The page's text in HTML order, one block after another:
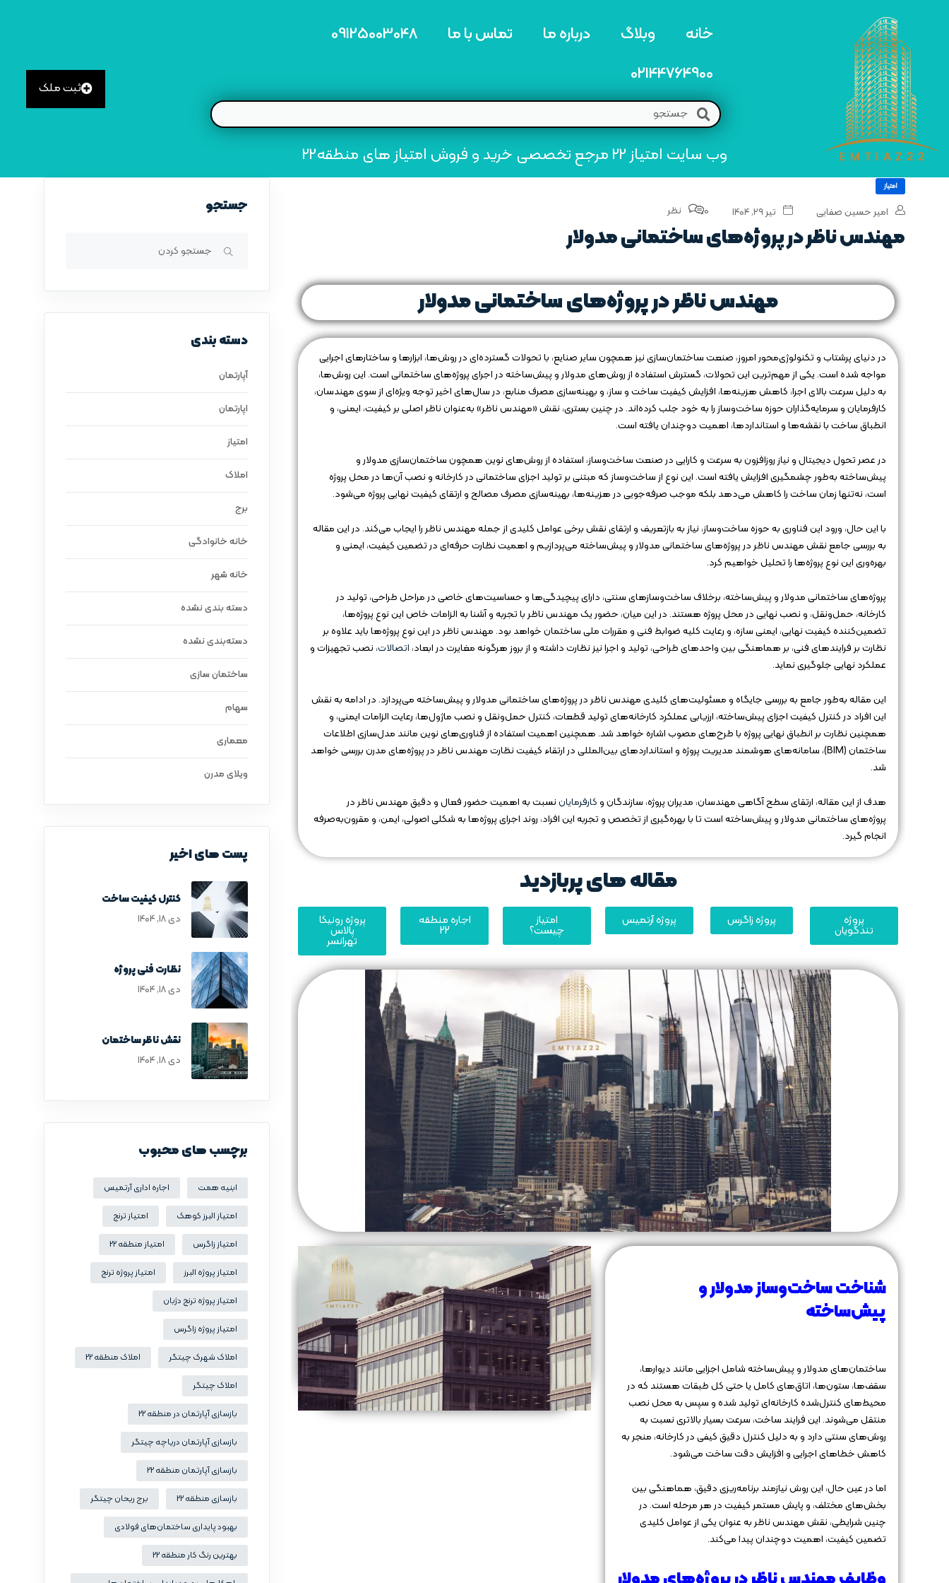
خانه وبلاگ درباره ما تماس با ما
09125003048
02144764900
وب سایت امتیاز 22 مرجع تخصصی خرید و فروش امتیاز های منطقه22
ثبت ملک
امتیاز
امیر حسین صفایی تیر ۲۹, ۱۴۰۴ 0 نظر
مهندس ناظر در پروژه‌های ساختمانی مدولار
مهندس ناظر در پروژه‌های ساختمانی مدولار
در دنیای پرشتاب و تکنولوژی‌محور امروز، صنعت ساختمان‌سازی نیز همچون سایر صنایع، با تحولات گسترده‌ای در روش‌ها، ابزارها و ساختارهای اجرایی
مواجه شده است. یکی از مهم‌ترین این تحولات، گسترش استفاده از روش‌های مدولار و پیش‌ساخته در اجرای پروژه‌های ساختمانی است. این روش‌ها،
به دلیل سرعت بالای اجرا، کاهش هزینه‌ها، افزایش کیفیت ساخت و ساز، و بهینه‌سازی مصرف منابع، در سال‌های اخیر توجه ویژه‌ای از سوی مهندسان،
کارفرمایان و سرمایه‌گذاران حوزه ساخت‌وساز را به خود جلب کرده‌اند. در چنین بستری، نقش «مهندس ناظر» به‌عنوان ناظر اصلی بر کیفیت، ایمنی، و
انطباق ساخت با نقشه‌ها و استانداردها، اهمیت دوچندان یافته است.
در عصر تحول دیجیتال و نیاز روزافزون به سرعت و کارایی در صنعت ساخت‌وساز، استفاده از روش‌های نوین همچون ساختمان‌سازی مدولار و
پیش‌ساخته به‌طور چشمگیری افزایش یافته است. این نوع از ساخت‌وساز که مبتنی بر تولید اجزای ساختمانی در کارخانه و نصب آن‌ها در محل پروژه
است، نه‌تنها زمان ساخت را کاهش می‌دهد بلکه موجب صرفه‌جویی در هزینه‌ها، بهینه‌سازی مصرف مصالح و ارتقای کیفیت نهایی پروژه می‌شود.
با این حال، ورود این فناوری به حوزه ساخت‌وساز، نیاز به بازتعریف و ارتقای نقش برخی عوامل کلیدی از جمله مهندس ناظر را ایجاب می‌کند. در این مقاله
به بررسی جامع نقش مهندس ناظر در پروژه‌های ساختمانی مدولار و پیش‌ساخته می‌پردازیم و اهمیت نظارت حرفه‌ای در تضمین کیفیت، ایمنی و
بهره‌وری این نوع پروژه‌ها را تحلیل خواهیم کرد.
پروژه‌های ساختمانی مدولار و پیش‌ساخته، برخلاف ساخت‌وسازهای سنتی، دارای پیچیدگی‌ها و حساسیت‌های خاصی در مراحل طراحی، تولید در
کارخانه، حمل‌ونقل، و نصب نهایی در محل پروژه هستند. در این میان، حضور یک مهندس ناظر با تجربه و آشنا به الزامات خاص این نوع پروژه‌ها،
تضمین‌کننده کیفیت نهایی، ایمنی سازه، و رعایت کلیه ضوابط فنی و مقررات ملی ساختمان خواهد بود. مهندس ناظر در این نوع پروژه‌ها باید علاوه بر
نظارت بر فرایندهای فنی، بر هماهنگی بین واحدهای طراحی، تولید و اجرا نیز نظارت داشته و از بروز هرگونه مغایرت در ابعاد، اتصالات، نصب تجهیزات و
عملکرد نهایی جلوگیری نماید.
این مقاله به‌طور جامع به بررسی جایگاه و مسئولیت‌های کلیدی مهندس ناظر در پروژه‌های ساختمانی مدولار و پیش‌ساخته می‌پردازد. در ادامه به نقش
این افراد در کنترل کیفیت اجزای پیش‌ساخته، ارزیابی عملکرد کارخانه‌های تولید قطعات، کنترل حمل‌ونقل و نصب ماژول‌ها، رعایت الزامات ایمنی، و
همچنین نظارت بر انطباق نهایی پروژه با طرح‌های مصوب اشاره خواهد شد. همچنین اهمیت استفاده از فناوری‌های نوین مانند مدل‌سازی اطلاعات
ساختمان (BIM)، سامانه‌های هوشمند مدیریت پروژه و استانداردهای بین‌المللی در ارتقاء کیفیت نظارت مهندس ناظر در پروژه‌های مدرن بررسی خواهد
شد.
هدف از این مقاله، ارتقای سطح آگاهی مهندسان، مدیران پروژه، سازندگان وکارفرمایاننسبت به اهمیت حضور فعال و دقیق مهندس ناظر در
پروژه‌های ساختمانی مدولار و پیش‌ساخته است تا با بهره‌گیری از تخصص و تجربه این افراد، روند اجرای پروژه‌ها به شکلی اصولی، ایمن، و مقرون‌به‌صرفه
انجام گیرد.
مقاله های پربازدید
پروژه
تندگویان
پروژه زاگرس پروژه آرتمیس امتیاز
چیست؟
اجاره منطقه
22
پروژه رونیکا
پالاس
تهرانسر
شناخت ساخت‌وساز مدولار و
پیش‌ساخته
ساختمان‌های مدولار و پیش‌ساخته شامل اجزایی مانند دیوارها،
سقف‌ها، ستون‌ها، اتاق‌های کامل یا حتی کل طبقات هستند که در
محیط‌های کنترل‌شده کارخانه‌ای تولید شده و سپس به محل نصب
منتقل می‌شوند. این فرایند ساخت، سرعت بسیار بالاتری نسبت به
روش‌های سنتی دارد و به دلیل کنترل دقیق کیفی در کارخانه، منجر به
کاهش خطاهای اجرایی و افزایش دقت ساخت می‌شود.
اما در عین حال، این روش نیازمند برنامه‌ریزی دقیق، هماهنگی بین
بخش‌های مختلف، و پایش مستمر کیفیت در هر مرحله است. در
چنین شرایطی، نقش مهندس ناظر به عنوان یکی از عوامل کلیدی
تضمین کیفیت، اهمیت دوچندان پیدا می‌کند.
جستجو
دسته بندی
آپارتمان
اپارتمان
امتیاز
املاک
برج
خانه خانوادگی
خانه شهر
دسته بندی نشده
دسته‌بندی نشده
ساختمان سازی
سهام
معماری
ویلای مدرن
پست های اخیر
کنترل کیفیت ساخت
دی ۱۸, ۱۴۰۴
نظارت فنی پروژه
دی ۱۸, ۱۴۰۴
نقش ناظر ساختمان
دی ۱۸, ۱۴۰۴
برچسب های محبوب
ابنیه همت اجاره اداری آرتمیس
امتیاز البرز کوهک امتیاز ترنج
امتیاز زاگرس امتیاز منطقه 22
امتیاز پروژه البرز امتیاز پروژه ترنج
امتیاز پروژه ترنج دژبان
امتیاز پروژه زاگرس
املاک شهرک چیتگر املاک منطقه 22
املاک چیتگر
بازسازی آپارتمان در منطقه 22
بازسازی آپارتمان دریاچه چیتگر
بازسازی آپارتمان منطقه 22
بازسازی منطقه 22 برج ریحان چیتگر
بهبود پایداری ساختمان‌های فولادی
بهترین رنگ کار منطقه 22